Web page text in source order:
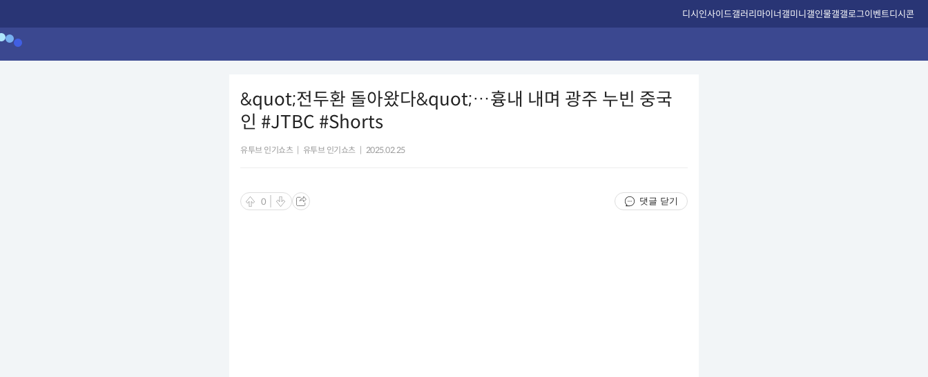
디시인사이드갤러리마이너갤미니갤인물갤갤로그이벤트디시콘
&quot;전두환 돌아왔다&quot;…흉내 내며 광주 누빈 중국
인 #JTBC #Shorts
유투브 인기쇼츠 유투브 인기쇼츠 2025.02.25
0 댓글 닫기